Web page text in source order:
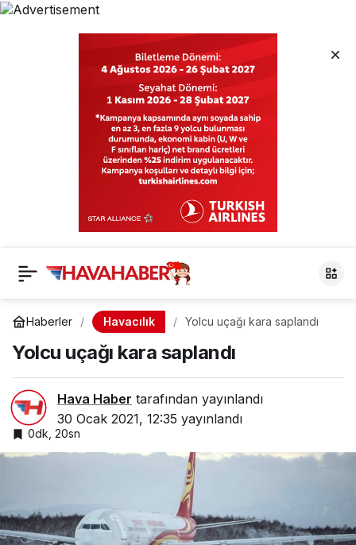
Haberler Havacılık Yolcu uçağı kara saplandı
Yolcu uçağı kara saplandı
Hava Haber tarafından yayınlandı
30 Ocak 2021, 12:35 yayınlandı
0dk, 20sn